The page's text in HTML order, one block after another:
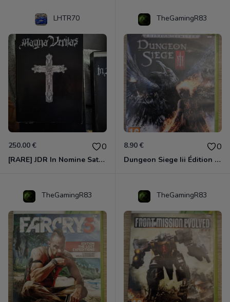
LHTR70
250.00 € 0
[RARE] JDR In Nomine Satanis / Magna Veritas – 1ère Édition BOÎTE (DOS BLANC, 1989) - CROC / Siroz
TheGamingR83
8.90 € 0
Dungeon Siege Iii Édition Limitée - Vf Intégrale Xbox 360
TheGamingR83 TheGamingR83